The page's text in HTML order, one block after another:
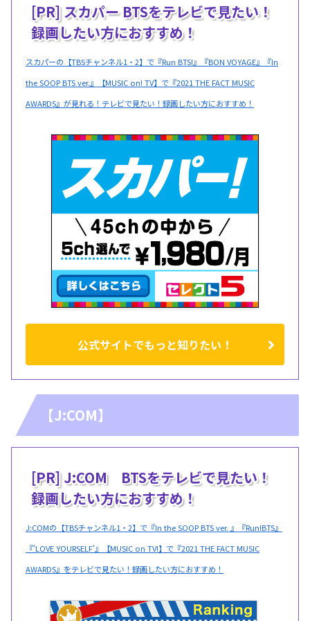
[PR] スカパー BTSをテレビで見たい！
録画したい方におすすめ！
スカパーの【TBSチャンネル1・2】で『Run BTS!』『BON VOYAGE』『In
the SOOP BTS ver.』【MUSIC on! TV】で『2021 THE FACT MUSIC
AWARDS』が見れる！テレビで見たい！録画したい方におすすめ！
公式サイトでもっと知りたい！
【J:COM】
[PR] J:COM BTSをテレビで見たい！
録画したい方におすすめ！
J:COMの【TBSチャンネル1・2】で『In the SOOP BTS ver. 』『Run!BTS』
『'LOVE YOURSELF'』【MUSIC on TV!】で『2021 THE FACT MUSIC
AWARDS』をテレビで見たい！録画したい方におすすめ！